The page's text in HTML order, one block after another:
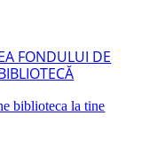
FONDULUI DE
biblioteca la tine